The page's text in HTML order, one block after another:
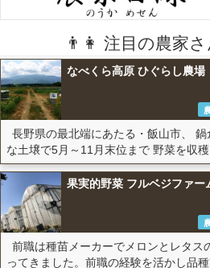
👨👩 注目の農家さ
なべくら高原 ひぐらし農場
長野県の最北端にあたる・飯山市、
な土壌で5月～11月末位まで 野菜を収穫
果実的野菜 フルベジファー
前職は種苗メーカーでメロンとレタス
ってきました。前職の経験を活かし品